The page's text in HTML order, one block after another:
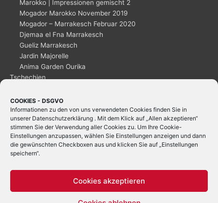
COOKIES - DSGVO
Informationen zu den von uns verwendeten Cookies finden Sie in
unserer Datenschutzerklärung . Mit dem Klick auf „Allen akzeptieren“
stimmen Sie der Verwendung aller Cookies zu. Um Ihre Cookie-
Einstellungen anzupassen, wählen Sie Einstellungen anzeigen und dann
die gewünschten Checkboxen aus und klicken Sie auf „Einstellungen
speichern“.
Cookies akzeptieren
Marokko | Impressionen gemischt 2
Mogador Marokko November 2019
Mogador – Marrakesch Februar 2020
Djemaa el Fna Marrakesch
Gueliz Marrakesch
Jardin Majorelle
Anima Garden Ourika
Tschechien
Dänemark
Kopenhagen